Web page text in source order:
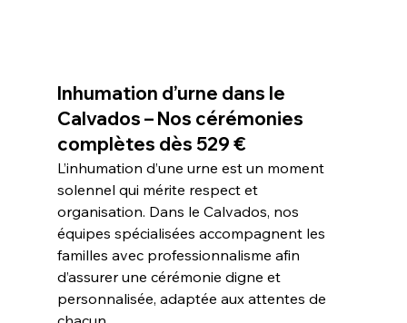
Inhumation d’urne dans le
Calvados – Nos cérémonies
complètes dès 529 €
L’inhumation d’une urne est un moment
solennel qui mérite respect et
organisation. Dans le Calvados, nos
équipes spécialisées accompagnent les
familles avec professionnalisme afin
d’assurer une cérémonie digne et
personnalisée, adaptée aux attentes de